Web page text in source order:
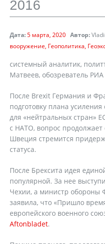
2016
Дата:5 марта, 2020 Автор:
вооружение Геополитика
системный аналитик,
Матвеев, обозреватель
После Brexit Германия и
подготовку плана
для «нейтральных стран»
с НАТО, вопрос
Швеция стремится
статуса.
После Брексита идея
популярной. За нее
Чехии, а министр обороны
заявила, что «Пришло
европейского военного
Aftonbladet.